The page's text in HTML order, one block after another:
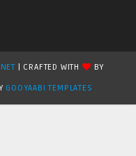
| CRAFTED WITH
BY
GOOYAABI TEMPLATES